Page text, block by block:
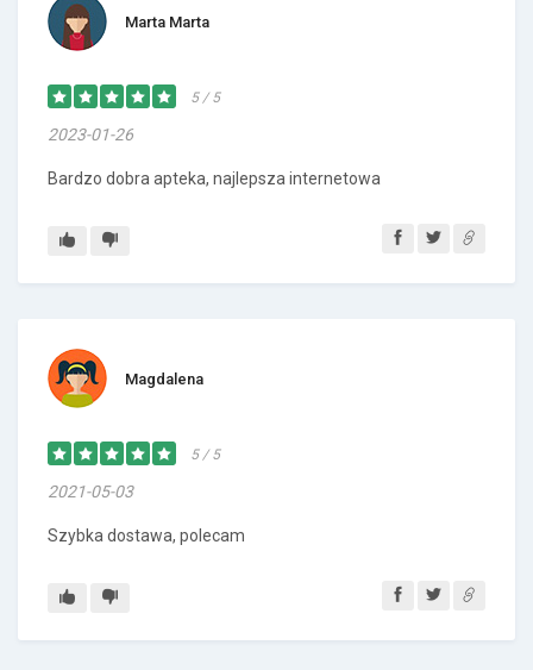
Marta Marta
5 / 5
2023-01-26
Bardzo dobra apteka, najlepsza internetowa
Magdalena
5 / 5
2021-05-03
Szybka dostawa, polecam